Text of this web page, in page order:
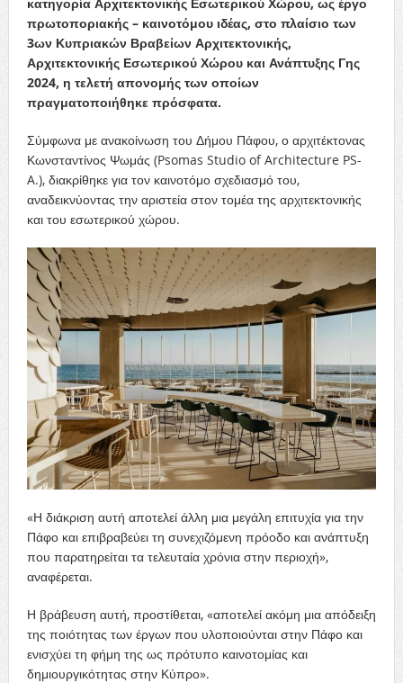
πρωτοποριακής – καινοτόμου ιδέας, στο πλαίσιο των
3ων Κυπριακών Βραβείων Αρχιτεκτονικής,
Αρχιτεκτονικής Εσωτερικού Χώρου και Ανάπτυξης Γης
2024, η τελετή απονομής των οποίων
πραγματοποιήθηκε πρόσφατα.
Σύμφωνα με ανακοίνωση του Δήμου Πάφου, ο αρχιτέκτονας
Κωνσταντίνος Ψωμάς (Psomas Studio of Architecture PS-
A.), διακρίθηκε για τον καινοτόμο σχεδιασμό του,
αναδεικνύοντας την αριστεία στον τομέα της αρχιτεκτονικής
και του εσωτερικού χώρου.
«Η διάκριση αυτή αποτελεί άλλη μια μεγάλη επιτυχία για την
Πάφο και επιβραβεύει τη συνεχιζόμενη πρόοδο και ανάπτυξη
που παρατηρείται τα τελευταία χρόνια στην περιοχή»,
αναφέρεται.
Η βράβευση αυτή, προστίθεται, «αποτελεί ακόμη μια απόδειξη
της ποιότητας των έργων που υλοποιούνται στην Πάφο και
ενισχύει τη φήμη της ως πρότυπο καινοτομίας και
δημιουργικότητας στην Κύπρο».